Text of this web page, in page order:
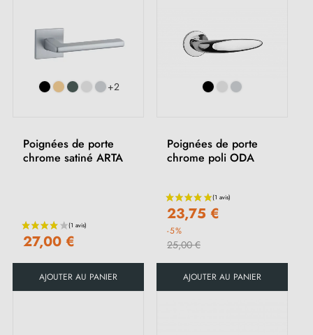
+2
Poignées de porte
chrome satiné ARTA
27,00 €
AJOUTER AU PANIER
Poignées de porte
chrome poli ODA
25,00 €
-5%
23,75 €
AJOUTER AU PANIER